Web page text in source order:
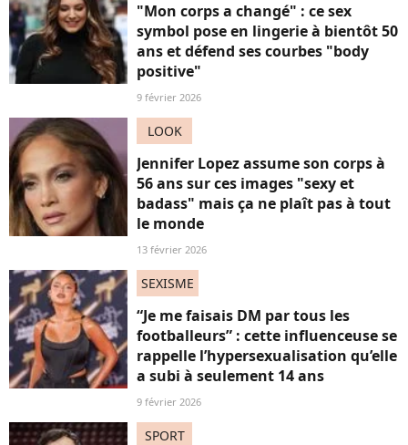
"Mon corps a changé" : ce sex
symbol pose en lingerie à bientôt 50
ans et défend ses courbes "body
positive"
9 février 2026
LOOK
Jennifer Lopez assume son corps à
56 ans sur ces images "sexy et
badass" mais ça ne plaît pas à tout
le monde
13 février 2026
SEXISME
“Je me faisais DM par tous les
footballeurs” : cette influenceuse se
rappelle l’hypersexualisation qu’elle
a subi à seulement 14 ans
9 février 2026
SPORT